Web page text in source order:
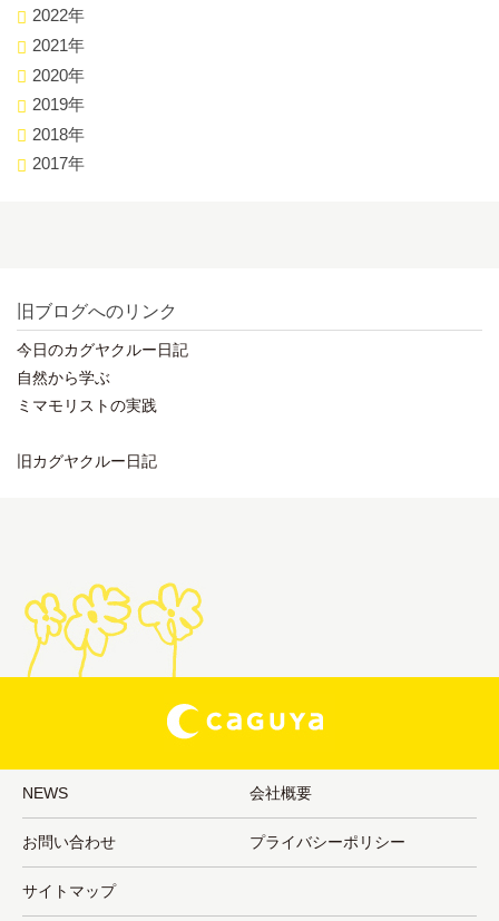
2022年
2021年
2020年
2019年
2018年
2017年
旧ブログへのリンク
今日のカグヤクルー日記
自然から学ぶ
ミマモリストの実践
旧カグヤクルー日記
NEWS 会社概要
お問い合わせ プライバシーポリシー
サイトマップ